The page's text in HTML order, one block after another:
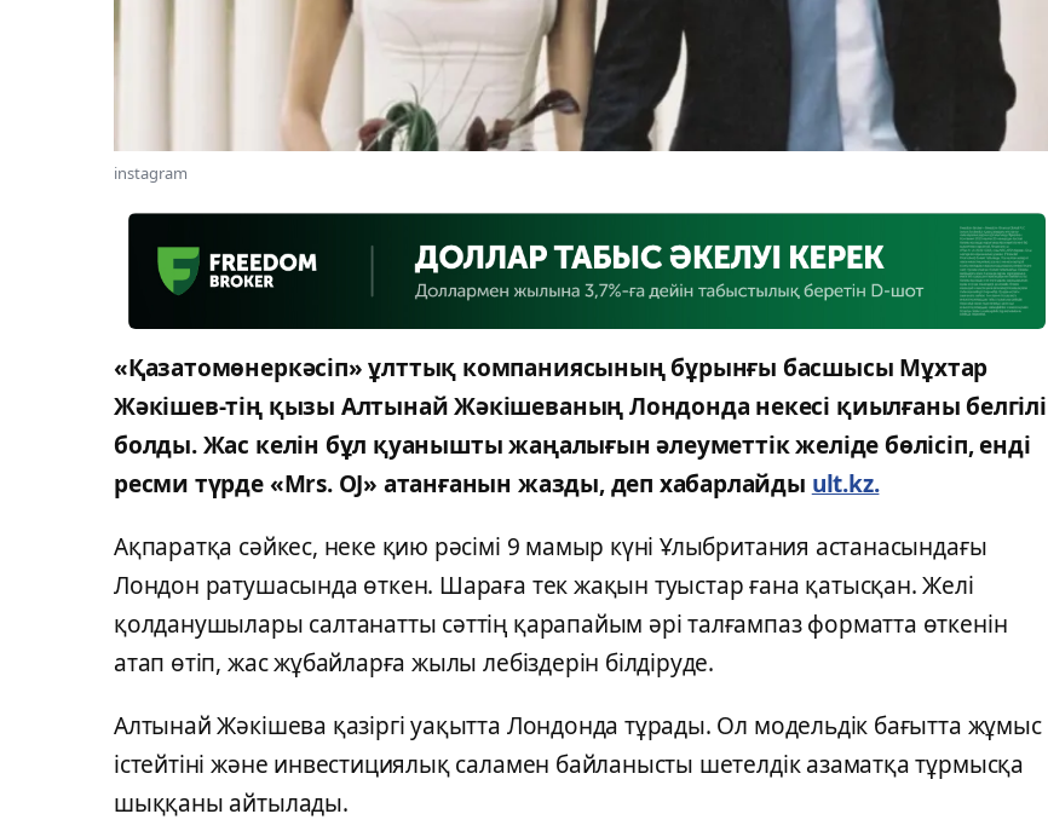
instagram
«Қазатомөнеркәсіп» ұлттық компаниясының бұрынғы басшысы Мұхтар
Жәкішев-тің қызы Алтынай Жәкішеваның Лондонда некесі қиылғаны белгілі
болды. Жас келін бұл қуанышты жаңалығын әлеуметтік желіде бөлісіп, енді
ресми түрде «Mrs. OJ» атанғанын жазды, деп хабарлайды ult.kz.
Ақпаратқа сәйкес, неке қию рәсімі 9 мамыр күні Ұлыбритания астанасындағы
Лондон ратушасында өткен. Шараға тек жақын туыстар ғана қатысқан. Желі
қолданушылары салтанатты сәттің қарапайым әрі талғампаз форматта өткенін
атап өтіп, жас жұбайларға жылы лебіздерін білдіруде.
Алтынай Жәкішева қазіргі уақытта Лондонда тұрады. Ол модельдік бағытта жұмыс
істейтіні және инвестициялық саламен байланысты шетелдік азаматқа тұрмысқа
шыққаны айтылады.